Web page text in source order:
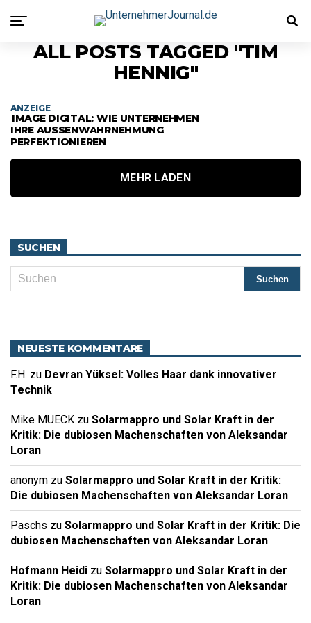
ALL POSTS TAGGED "TIM
HENNIG"
ANZEIGE
IMAGE DIGITAL: WIE UNTERNEHMEN
IHRE AUSSENWAHRNEHMUNG P
ERFEKTIONIEREN
MEHR LADEN
SUCHEN
NEUESTE KOMMENTARE
F.H. zu Devran Yüksel: Volles Haar dank innovativer
Technik
Mike MUECK zu Solarmappro und Solar Kraft in der
Kritik: Die dubiosen Machenschaften von Aleksandar
Loran
anonym zu Solarmappro und Solar Kraft in der Kritik:
Die dubiosen Machenschaften von Aleksandar Loran
Paschs zu Solarmappro und Solar Kraft in der Kritik: Die
dubiosen Machenschaften von Aleksandar Loran
Hofmann Heidi zu Solarmappro und Solar Kraft in der
Kritik: Die dubiosen Machenschaften von Aleksandar
Loran